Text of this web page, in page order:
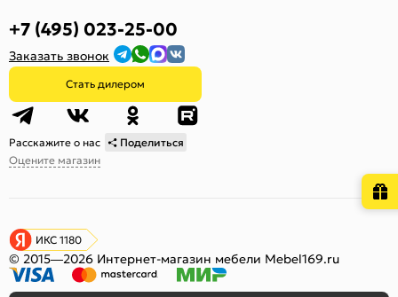
+7 (495) 023-25-00
Заказать звонок
Стать дилером
Расскажите о нас
Поделиться
Оцените магазин
ИКС 1180
© 2015—2026 Интернет-магазин мебели Mebel169.ru